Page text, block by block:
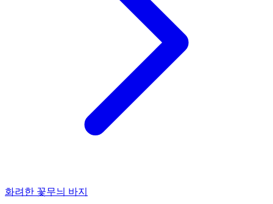
화려한 꽃무늬 바지